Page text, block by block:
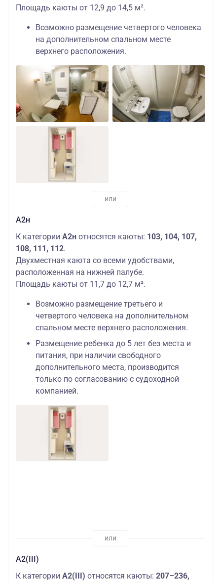
палуба
А1+
с
балконом
1
руб.
Площадь каюты от 12,9 до 14,5 м².
Возможно размещение четвертого человека
на дополнительном спальном месте
верхнего расположения.
А2н
К категории А2н относятся каюты: 103, 104, 107,
108, 111, 112.
Двухместная каюта со всеми удобствами,
расположенная на нижней палубе.
Площадь каюты от 11,7 до 12,7 м².
Возможно размещение третьего и
четвертого человека на дополнительном
спальном месте верхнего расположения.
Размещение ребенка до 5 лет без места и
питания, при наличии свободного
дополнительного места, производится
только по согласованию с судоходной
компанией.
А2(III)
К категории А2(III) относятся каюты: 207–236,